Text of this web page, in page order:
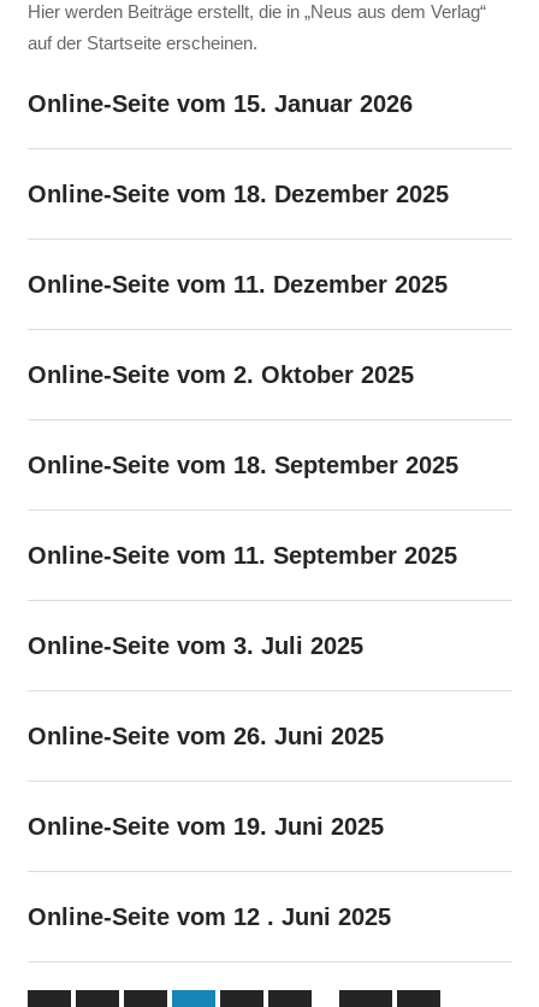
Hier werden Beiträge erstellt, die in „Neus aus dem Verlag“
auf der Startseite erscheinen.
Online-Seite vom 15. Januar 2026
Online-Seite vom 18. Dezember 2025
Online-Seite vom 11. Dezember 2025
Online-Seite vom 2. Oktober 2025
Online-Seite vom 18. September 2025
Online-Seite vom 11. September 2025
Online-Seite vom 3. Juli 2025
Online-Seite vom 26. Juni 2025
Online-Seite vom 19. Juni 2025
Online-Seite vom 12 . Juni 2025